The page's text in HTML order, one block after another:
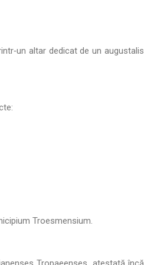
altar dedicat de un augustalis
Troesmensium.